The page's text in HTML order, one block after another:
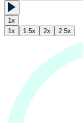
1x
1x 1.5x 2x 2.5x